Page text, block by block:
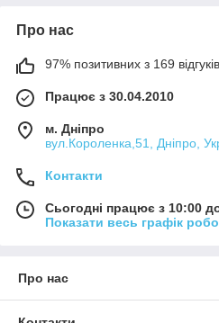
Про нас
97% позитивних з 169
Працює з 30.04.2010
м. Дніпро
вул.Короленка,51, Дніпро,
Контакти
Сьогодні працює з 10:00
Показати весь графік
Про нас